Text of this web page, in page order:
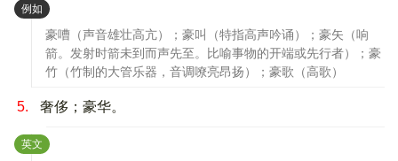
例如 ：
豪嘈（声音雄壮高亢）；豪叫（特指高声吟诵）；豪矢（响
箭。发射时箭未到而声先至。比喻事物的开端或先行者）；豪
竹（竹制的大管乐器，音调嘹亮昂扬）；豪歌（高歌）
5. 奢侈；豪华。
英文 ：